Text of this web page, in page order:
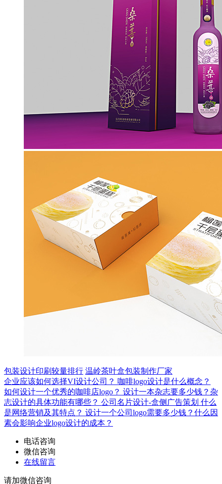
包装设计印刷较量排行 温岭茶叶盒包装制作厂家
企业应该如何选择VI设计公司？ 咖啡logo设计是什么概念？
如何设计一个优秀的咖啡店logo？ 设计一本杂志要多少钱？杂
志设计的具体功能有哪些？ 公司名片设计-盒侧广告策划 什么
是网络营销及其特点？ 设计一个公司logo需要多少钱？什么因
素会影响企业logo设计的成本？
电话咨询
微信咨询
在线留言
请加微信咨询